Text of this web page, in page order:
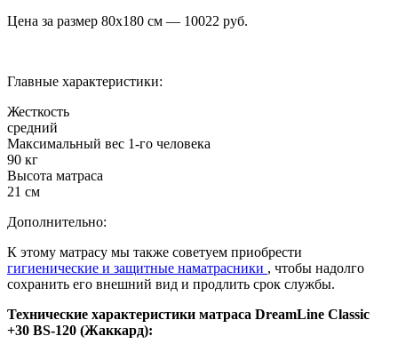
Цена за размер 80х180 см — 10022 руб.
Главные характеристики:
Жесткость
средний
Максимальный вес 1-го человека
90 кг
Высота матраса
21 см
Дополнительно:
К этому матрасу мы также советуем приобрести
гигиенические и защитные наматрасники , чтобы надолго
сохранить его внешний вид и продлить срок службы.
Технические характеристики матраса DreamLine Classic
+30 BS-120 (Жаккард):